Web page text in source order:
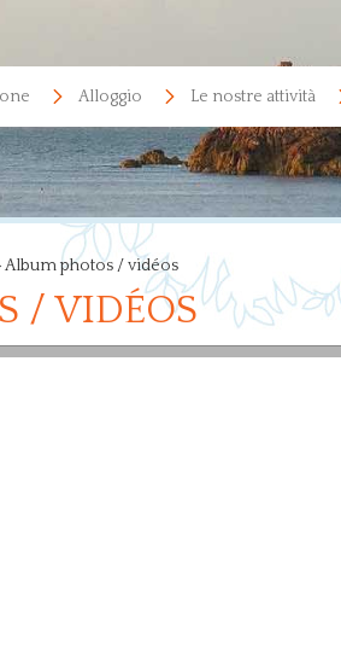
Alloggio Le nostre attività
Album photos / vidéos
/ VIDÉOS